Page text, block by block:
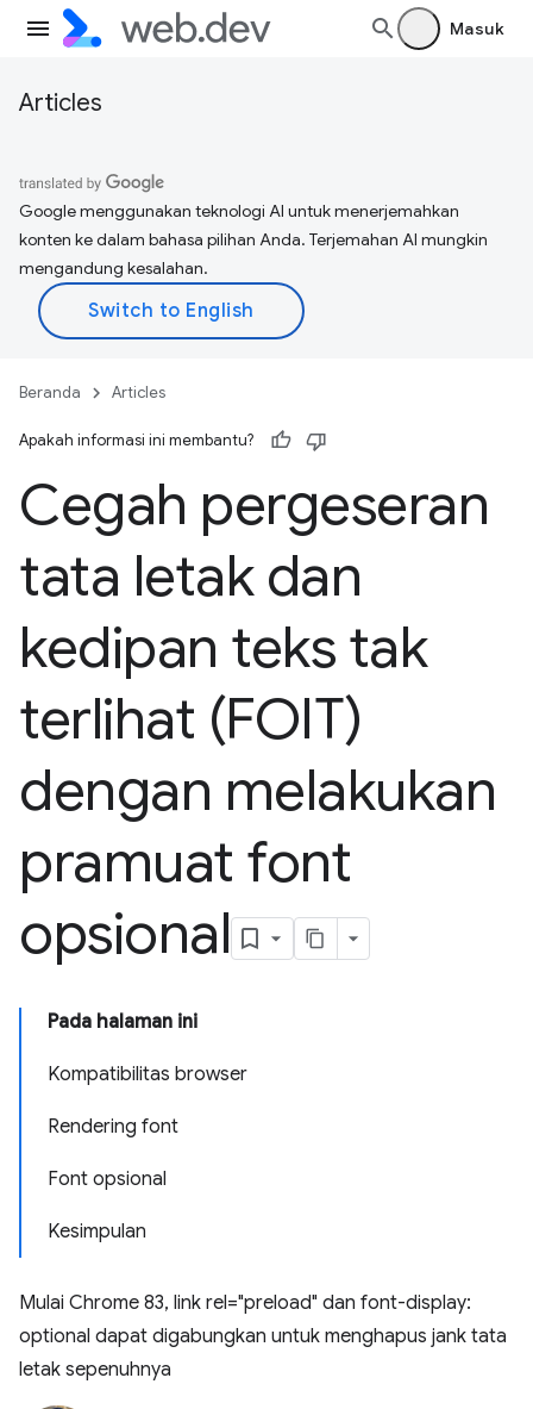
Masuk
Articles
Google menggunakan teknologi AI untuk menerjemahkan
konten ke dalam bahasa pilihan Anda. Terjemahan AI mungkin
mengandung kesalahan.
Beranda Articles
Apakah informasi ini membantu?
Cegah pergeseran
tata letak dan
kedipan teks tak
terlihat (FOIT)
dengan melakukan
pramuat font
opsional
Pada halaman ini
Kompatibilitas browser
Rendering font
Font opsional
Kesimpulan
Mulai Chrome 83, link rel="preload" dan font-display:
optional dapat digabungkan untuk menghapus jank tata
letak sepenuhnya